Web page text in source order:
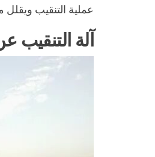
عملية التنقيب
آلة التنقيب